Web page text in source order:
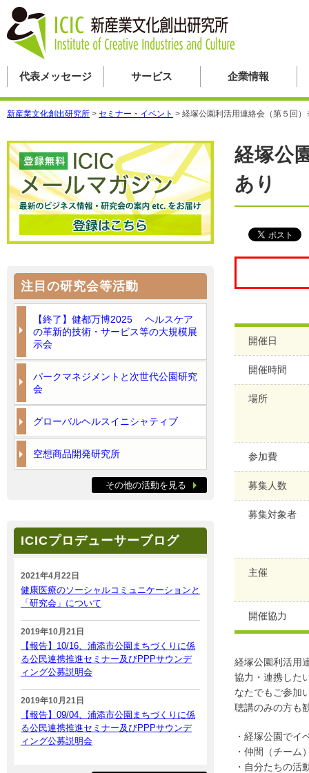
代表メッセージ サービス 企業情報
新産業文化創出研究所 > セミナー・イベント > 経塚公園利活用連絡会（第５回
経塚公
あり
開催日
開催時間
場所
参加費
募集人数
募集対象者
主催
開催協力
経塚公園利活用
協力・連携した
なたでもご参加
聴講のみの方も
・経塚公園でイ
・仲間（チーム
・自分たちの活
注目の研究会等活動
【終了】健都万博2025 ヘルスケア
の革新的技術・サービス等の大規模展
示会
パークマネジメントと次世代公園研究
会
グローバルヘルスイニシャティブ
空想商品開発研究所
その他の活動を見る
ICICプロデューサーブログ
2021年4月22日
健康医療のソーシャルコミュニケーションと
「研究会」について
2019年10月21日
【報告】10/16、浦添市公園まちづくりに係
る公民連携推進セミナー及びPPPサウンデ
ィング公募説明会
2019年10月21日
【報告】09/04、浦添市公園まちづくりに係
る公民連携推進セミナー及びPPPサウンデ
ィング公募説明会